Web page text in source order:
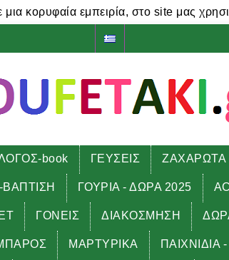
μια κορυφαία εμπειρία, στο site μας
book ΓΕΥΣΕΙΣ ΖΑΧΑΡΩΤΑ
ΓΟΥΡΙΑ - ΔΩΡΑ 2025
ΓΟΝΕΙΣ ΔΙΑΚΟΣΜΗΣΗ
ΜΑΡΤΥΡΙΚΑ ΠΑΙΧΝΙΔΙΑ